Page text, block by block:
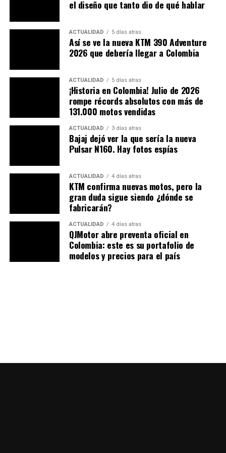
Esperemos que la Royal Enfield desarrolle de la mejor
manera esta nueva moto 750cc y que impactará el
continental GT 650 que tantas alegrías ha dado a los
fieles de la marca.
La élite de las motos 400: Triumph Vs
Les dejamos el siguiente video propio como
el diseño que tanto dio de qué hablar
ACTUALIDAD 5 días atras
Así se ve la nueva KTM 390 Adventure
2026 que debería llegar a Colombia
ACTUALIDAD 5 días atras
¡Historia en Colombia! Julio de 2026
rompe récords absolutos con más de
131.000 motos vendidas
ACTUALIDAD 3 días atras
Bajaj dejó ver la que sería la nueva
Pulsar N160. Hay fotos espías
ACTUALIDAD 4 días atras
KTM confirma nuevas motos, pero la
gran duda sigue siendo ¿dónde se
fabricarán?
ACTUALIDAD 4 días atras
QJMotor abre preventa oficial en
Colombia: este es su portafolio de
modelos y precios para el país